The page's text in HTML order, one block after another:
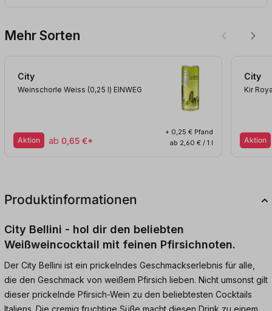
Mehr Sorten
City
Weinschorle Weiss (0,25 l) EINWEG
Aktion ab 0,65 €*
+ 0,25 € Pfand
ab 2,60 € / 1 l
City
Kir
Aktion
Produktinformationen
City Bellini - hol dir den beliebten
Weißweincocktail mit feinen Pfirsichnoten.
Der City Bellini ist ein prickelndes Geschmackserlebnis für alle,
die den Geschmack von weißem Pfirsich lieben. Nicht umsonst gilt
dieser prickelnde Pfirsich-Wein zu den beliebtesten Cocktails
Italiens. Die cremig fruchtige Süße macht diesen Drink zu einem